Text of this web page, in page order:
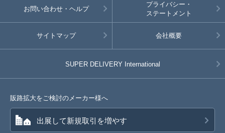
お問い合わせ・ヘルプ
プライバシー・
ステートメント
サイトマップ 会社概要
SUPER DELIVERY International
販路拡大をご検討のメーカー様へ
出展して新規取引を増やす